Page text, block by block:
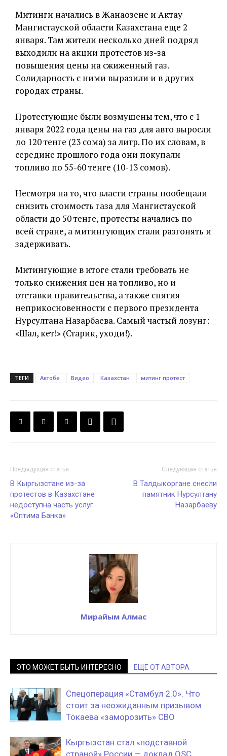
Митинги начались в Жанаозене и Актау
Мангистауской области Казахстана еще 2
января. Там жители несколько дней подряд
выходили на акции протестов из-за
повышения цены на сжиженный газ.
Солидарность с ними выразили и в других
городах страны.
Протестующие были возмущены тем, что с 1
января 2022 года цены на газ для авто выросли
до 120 тенге (23 сома) за литр. По их словам, в
середине прошлого года они покупали
топливо по 55-60 тенге (10-13 сомов).
Несмотря на то, что власти страны пообещали
снизить стоимость газа для Мангистауской
области до 50 тенге, протесты начались по
всей стране, а митингующих стали разгонять и
задерживать.
Митингующие в итоге стали требовать не
только снижения цен на топливо, но и
отставки правительства, а также снятия
неприкосновенности с первого президента
Нурсултана Назарбаева. Самый частый лозунг:
«Шал, кет!» (Старик, уходи!).
ТЕГИ Актобе Видео Казахстан митинг протест
Предыдущая статья
В Кыргызстане из-за
протестов в Казахстане
недоступна часть услуг
«Оптима Банка»
Следующая статья
В Талдыкоргане снесли
памятник Нурсултану
Назарбаеву
Мирайым Алмас
ЭТО МОЖЕТ БЫТЬ ИНТЕРЕСНО ЕЩЕ ОТ АВТОРА
Спецоперация «Стамбул 2.0». Что
стоит за неожиданным призывом
Токаева «заморозить» СВО
Кыргызстан стал «подставной
страной» России — доклад OSC